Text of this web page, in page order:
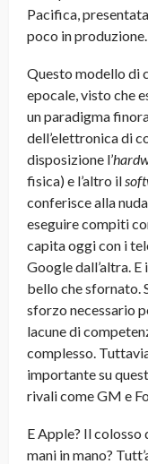
Pacifica,
poco in produzione.
Questo modello di
epocale, visto che
un paradigma
dell’elettronica di
disposizione l’
fisica) e l’altro il
conferisce alla
eseguire compiti
capita oggi con i
Google dall’altra.
bello che sfornato.
sforzo necessario
lacune di
complesso.
importante su
rivali come GM e
E Apple? Il colosso
mani in mano?